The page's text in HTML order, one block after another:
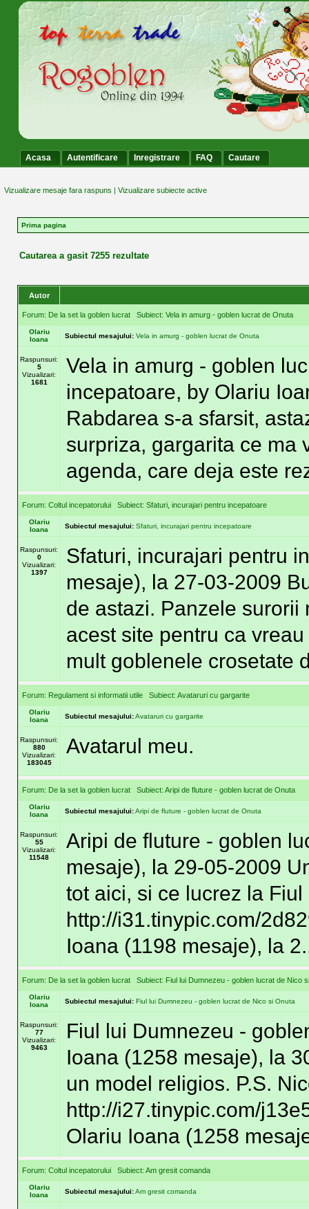
Acasa Autentificare Inregistrare FAQ Cautare
Vizualizare mesaje fara raspuns | Vizualizare subiecte active
Prima pagina
Cautarea a gasit 7255 rezultate
Autor
Forum: De la set la goblen lucrat Subiect: Vela in amurg - goblen lucrat de Onuta
Olariu
Ioana
Subiectul mesajului: Vela in amurg - goblen lucrat de Onuta
Raspunsuri:
5
Vizualizari:
1681
Vela in amurg - goblen
incepatoare, by Olariu
Rabdarea s-a sfarsit,
surpriza, gargarita ce ma
agenda, care deja este
Forum: Coltul incepatorului Subiect: Sfaturi, incurajari pentru incepatoare
Olariu
Ioana
Subiectul mesajului: Sfaturi, incurajari pentru incepatoare
Raspunsuri:
0
Vizualizari:
1397
Sfaturi, incurajari pentru
mesaje), la 27-03-2009
de astazi. Panzele
acest site pentru ca
mult goblenele crosetate
Forum: Regulament si informatii utile Subiect: Avataruri cu gargarite
Olariu
Ioana
Subiectul mesajului:Avataruri cu gargarite
Raspunsuri:
880
Vizualizari:
183045
Avatarul meu.
Forum: De la set la goblen lucrat Subiect: Aripi de fluture - goblen lucrat de Onuta
Olariu
Ioana
Subiectul mesajului:Aripi de fluture - goblen lucrat de Onuta
Raspunsuri:
55
Vizualizari:
11548
Aripi de fluture - goblen
mesaje), la 29-05-2009
tot aici, si ce lucrez la
http://i31.tinypic.com/
Ioana (1198 mesaje), la
Forum: De la set la goblen lucrat Subiect: Fiul lui Dumnezeu - goblen lucrat de Nico
Olariu
Ioana
Subiectul mesajului: Fiul lui Dumnezeu - goblen lucrat de Nico si Onuta
Raspunsuri:
77
Vizualizari:
9463
Fiul lui Dumnezeu -
Ioana (1258 mesaje), la
un model religios. P.S.
http://i27.tinypic.com/
Olariu Ioana (1258
Forum: Coltul incepatorului Subiect: Am gresit comanda
Olariu
Ioana
Subiectul mesajului:Am gresit comanda